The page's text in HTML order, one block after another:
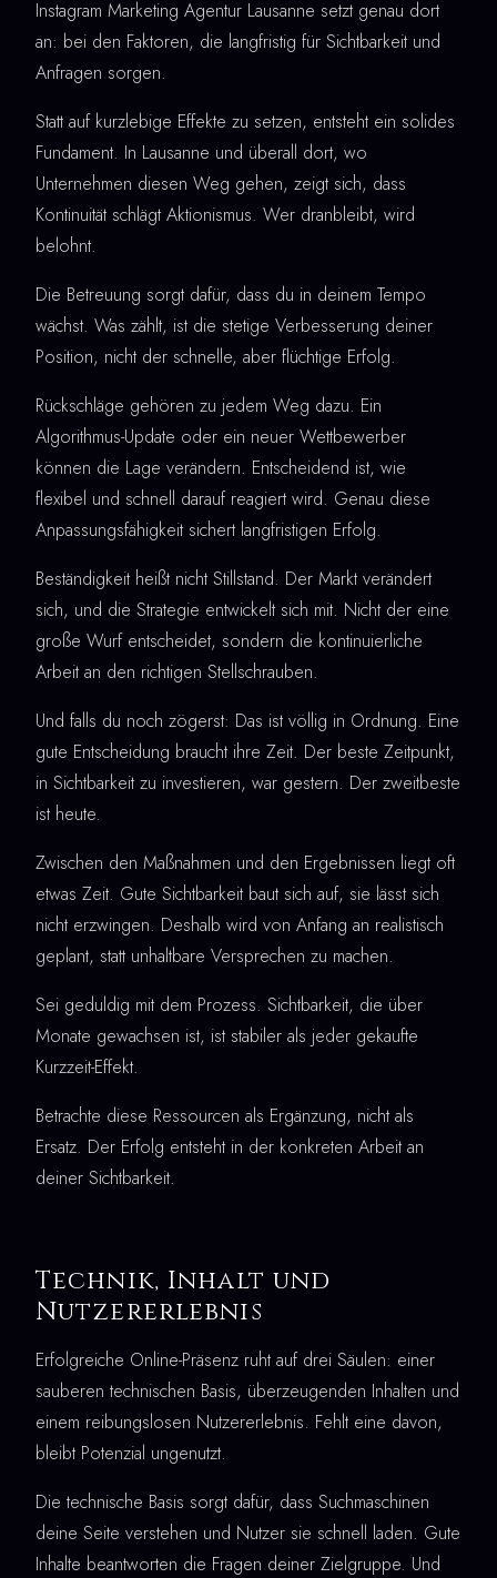
Instagram Marketing Agentur Lausanne setzt genau dort
an: bei den Faktoren, die langfristig für Sichtbarkeit und
Anfragen sorgen.
Statt auf kurzlebige Effekte zu setzen, entsteht ein solides
Fundament. In Lausanne und überall dort, wo
Unternehmen diesen Weg gehen, zeigt sich, dass
Kontinuität schlägt Aktionismus. Wer dranbleibt, wird
belohnt.
Die Betreuung sorgt dafür, dass du in deinem Tempo
wächst. Was zählt, ist die stetige Verbesserung deiner
Position, nicht der schnelle, aber flüchtige Erfolg.
Rückschläge gehören zu jedem Weg dazu. Ein
Algorithmus-Update oder ein neuer Wettbewerber
können die Lage verändern. Entscheidend ist, wie
flexibel und schnell darauf reagiert wird. Genau diese
Anpassungsfähigkeit sichert langfristigen Erfolg.
Beständigkeit heißt nicht Stillstand. Der Markt verändert
sich, und die Strategie entwickelt sich mit. Nicht der eine
große Wurf entscheidet, sondern die kontinuierliche
Arbeit an den richtigen Stellschrauben.
Und falls du noch zögerst: Das ist völlig in Ordnung. Eine
gute Entscheidung braucht ihre Zeit. Der beste Zeitpunkt,
in Sichtbarkeit zu investieren, war gestern. Der zweitbeste
ist heute.
Zwischen den Maßnahmen und den Ergebnissen liegt oft
etwas Zeit. Gute Sichtbarkeit baut sich auf, sie lässt sich
nicht erzwingen. Deshalb wird von Anfang an realistisch
geplant, statt unhaltbare Versprechen zu machen.
Sei geduldig mit dem Prozess. Sichtbarkeit, die über
Monate gewachsen ist, ist stabiler als jeder gekaufte
Kurzzeit-Effekt.
Betrachte diese Ressourcen als Ergänzung, nicht als
Ersatz. Der Erfolg entsteht in der konkreten Arbeit an
deiner Sichtbarkeit.
Technik, Inhalt und
Nutzererlebnis
Erfolgreiche Online-Präsenz ruht auf drei Säulen: einer
sauberen technischen Basis, überzeugenden Inhalten und
einem reibungslosen Nutzererlebnis. Fehlt eine davon,
bleibt Potenzial ungenutzt.
Die technische Basis sorgt dafür, dass Suchmaschinen
deine Seite verstehen und Nutzer sie schnell laden. Gute
Inhalte beantworten die Fragen deiner Zielgruppe. Und